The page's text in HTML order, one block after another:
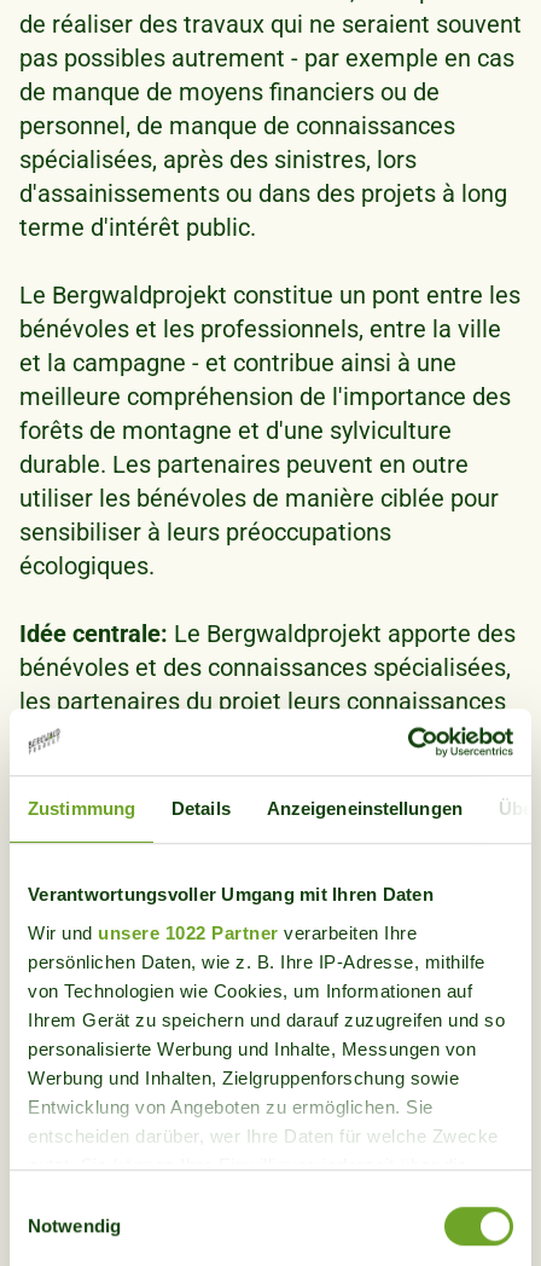
Zustimmung Details Anzeigeneinstellungen
Verantwortungsvoller Umgang mit Ihren Daten
Wir und unsere 1022 Partner verarbeiten Ihre
persönlichen Daten, wie z. B. Ihre IP-Adresse, mithilfe
von Technologien wie Cookies, um Informationen auf
Ihrem Gerät zu speichern und darauf zuzugreifen und so
personalisierte Werbung und Inhalte, Messungen von
Werbung und Inhalten, Zielgruppenforschung sowie
Entwicklung von Angeboten zu ermöglichen. Sie
entscheiden darüber, wer Ihre Daten für welche Zwecke
nutzt. Sie können Ihre Einwilligung jederzeit über die
Trigger Symbol ändern oder widerrufen
Notwendig
de réaliser des travaux qui ne seraient souvent
pas possibles autrement - par exemple en cas
de manque de moyens financiers ou de
personnel, de manque de connaissances
spécialisées, après des sinistres, lors
d'assainissements ou dans des projets à long
terme d'intérêt public.
Le Bergwaldprojekt constitue un pont entre les
bénévoles et les professionnels, entre la ville
et la campagne - et contribue ainsi à une
meilleure compréhension de l'importance des
forêts de montagne et d'une sylviculture
durable. Les partenaires peuvent en outre
utiliser les bénévoles de manière ciblée pour
sensibiliser à leurs préoccupations
écologiques.
Idée centrale: Le Bergwaldprojekt apporte des
bénévoles et des connaissances spécialisées,
les partenaires du projet leurs connaissances
et infrastructures locales - ensemble, ils
forment des alliances solides pour la forêt de
montagne.
Informations pour les
partenaires de projet
Principes de coopération
Un sens écologique: Des travaux en forêt de
montagne et dans le paysage rural qui sont
Soutien en cas de manque de ressources:
Des bénévoles aident à l'entretien des
Organisation & déroulement
semaines (dim-sa).
Travaux appropriés pour les bénévoles